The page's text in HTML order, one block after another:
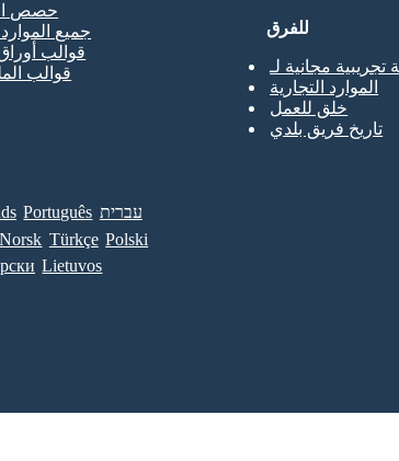
حصص
جميع
قوالب
قوالب
للفرق
الموارد التجارية
خلق للعمل
تاريخ فريق بلدي
Português עברית
Norsk Türkçe Polski
Lietuvos